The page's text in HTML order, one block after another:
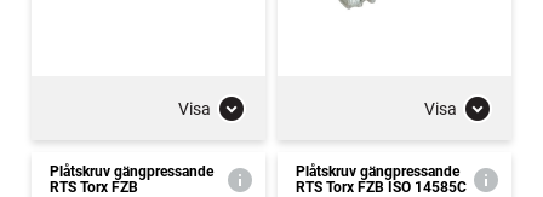
Visa Visa
Plåtskruv gängpressande
RTS Torx FZB
Plåtskruv gängpressande
RTS Torx FZB ISO 14585C